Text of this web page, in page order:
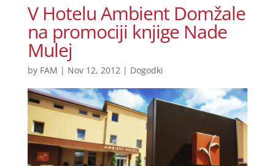
V Hotelu Ambient Domžale
na promociji knjige Nade
Mulej
by FAM | Nov 12, 2012| Dogodki